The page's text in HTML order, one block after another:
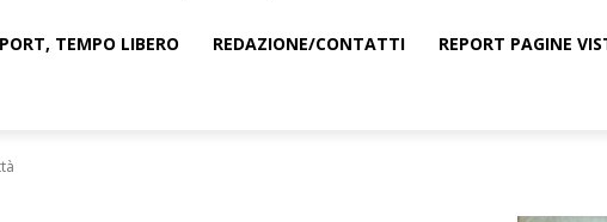
TEMPO LIBERO REDAZIONE/CONTATTI REPORT PAGINE